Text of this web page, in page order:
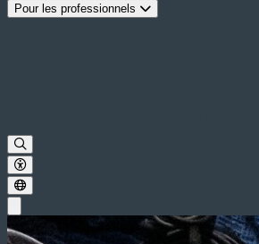
Pour les professionnels